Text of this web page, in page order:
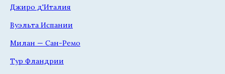
Джиро д'Италия
Вуэльта Испании
Милан — Сан-Ремо
Тур Фландрии